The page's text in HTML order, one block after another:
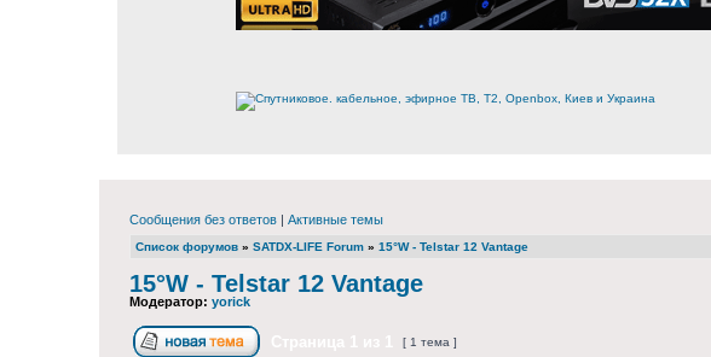
Сообщения без ответов | Активные темы
Список форумов » SATDX-LIFE Forum » 15°W - Telstar 12 Vantage
15°W - Telstar 12 Vantage
Модератор: yorick
[ 1 тема ]